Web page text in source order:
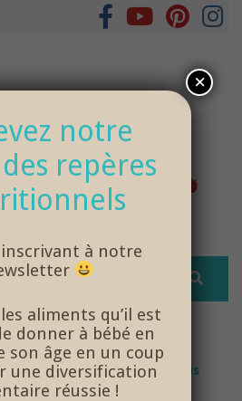
PAPAS
cuisinés
cela change tout !
Printemps/Recettes bébé
plus / Recettes bébé 15 mois
mois et plus
notre
repères
inscrivant à notre
aliments qu’il est
donner à bébé en
son âge en un coup
une diversification
réussie !
×